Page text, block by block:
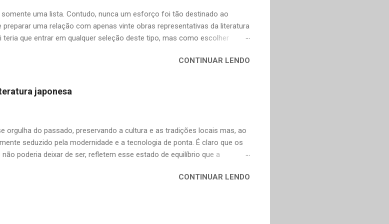
uma lista. Contudo, nunca um esforço foi tão destinado ao
uma relação com apenas vinte obras representativas da literatura
teria que entrar em qualquer seleção deste tipo, mas como escolher
impasse para Dostoiévski e outros citados aqui. De qualquer forma,
mercado, como as edições da extinta Cosac Naify. Não poderia faltar um
trabalho da Editora 34 na divulgação da literatura russa e também para o
(1917-2016) que foi pioneiro no esforço de tradução direta do
CONTINUAR LENDO
japonesa
orgulha do passado, preservando a cultura e as tradições locais mas, ao
seduzido pela modernidade e a tecnologia de ponta. É claro que os
poderia deixar de ser, refletem esse estado de equilíbrio que a
de seus personagens em cidades globalizadas, o que explica o
é que a literatura nipônica não se resume somente a Murakami. Alguns
CONTINUAR LENDO